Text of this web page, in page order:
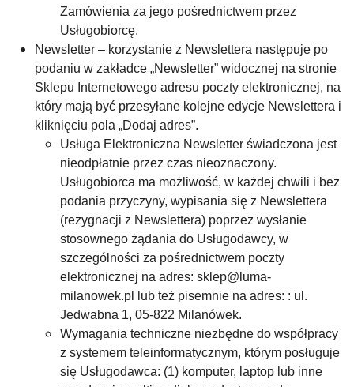
Zamówienia za jego pośrednictwem przez
Usługobiorcę.
Newsletter – korzystanie z Newslettera następuje po
podaniu w zakładce „Newsletter” widocznej na stronie
Sklepu Internetowego adresu poczty elektronicznej, na
który mają być przesyłane kolejne edycje Newslettera i
kliknięciu pola „Dodaj adres”.
Usługa Elektroniczna Newsletter świadczona jest
nieodpłatnie przez czas nieoznaczony.
Usługobiorca ma możliwość, w każdej chwili i bez
podania przyczyny, wypisania się z Newslettera
(rezygnacji z Newslettera) poprzez wysłanie
stosownego żądania do Usługodawcy, w
szczególności za pośrednictwem poczty
elektronicznej na adres: sklep@luma-
milanowek.pl lub też pisemnie na adres: : ul.
Jedwabna 1, 05-822 Milanówek.
Wymagania techniczne niezbędne do współpracy
z systemem teleinformatycznym, którym posługuje
się Usługodawca: (1) komputer, laptop lub inne